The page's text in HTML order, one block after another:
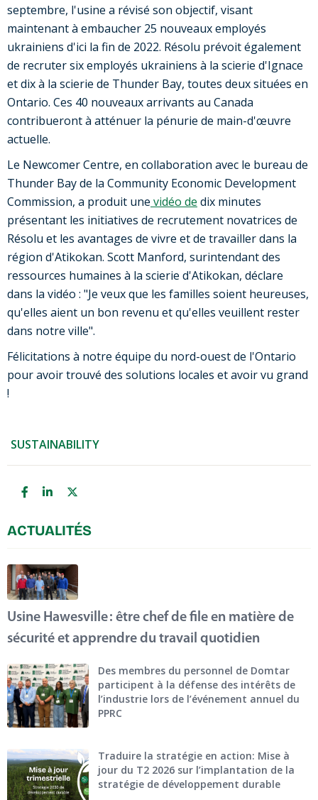
septembre, l'usine a révisé son objectif, visant
maintenant à embaucher 25 nouveaux employés
ukrainiens d'ici la fin de 2022. Résolu prévoit également
de recruter six employés ukrainiens à la scierie d'Ignace
et dix à la scierie de Thunder Bay, toutes deux situées en
Ontario. Ces 40 nouveaux arrivants au Canada
contribueront à atténuer la pénurie de main-d'œuvre
actuelle.
Le Newcomer Centre, en collaboration avec le bureau de
Thunder Bay de la Community Economic Development
Commission, a produit une vidéo de dix minutes
présentant les initiatives de recrutement novatrices de
Résolu et les avantages de vivre et de travailler dans la
région d'Atikokan. Scott Manford, surintendant des
ressources humaines à la scierie d'Atikokan, déclare
dans la vidéo : "Je veux que les familles soient heureuses,
qu'elles aient un bon revenu et qu'elles veuillent rester
dans notre ville".
Félicitations à notre équipe du nord-ouest de l'Ontario
pour avoir trouvé des solutions locales et avoir vu grand
!
SUSTAINABILITY
ACTUALITÉS
Usine Hawesville : être chef de file en matière de
sécurité et apprendre du travail quotidien
Des membres du personnel de Domtar
participent à la défense des intérêts de
l’industrie lors de l’événement annuel du
PPRC
Traduire la stratégie en action: Mise à
jour du T2 2026 sur l’implantation de la
stratégie de développement durable